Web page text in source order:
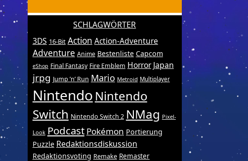
SCHLAGWÖRTER
3DS 16-Bit Action Action-Adventure
Adventure Anime Bestenliste Capcom
eShop Final Fantasy Fire Emblem Horror Japan
jrpg Jump ’n’ Run Mario Metroid Multiplayer
Nintendo Nintendo
Switch Nintendo Switch 2 NMag Pixel-
Look Podcast Pokémon Portierung
Puzzle Redaktionsdiskussion
Redaktionsvoting Remake Remaster